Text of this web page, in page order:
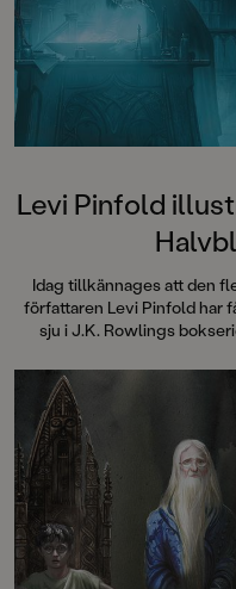
Levi Pinfold
Idag tillkännages att den
författaren Levi Pinfold har
sju i J.K. Rowlings